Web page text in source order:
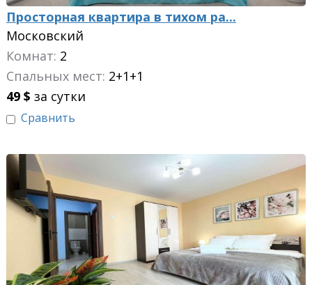
Просторная квартира в тихом ра...
Московский
Комнат: 2
Спальных мест: 2+1+1
49 $ за сутки
Сравнить